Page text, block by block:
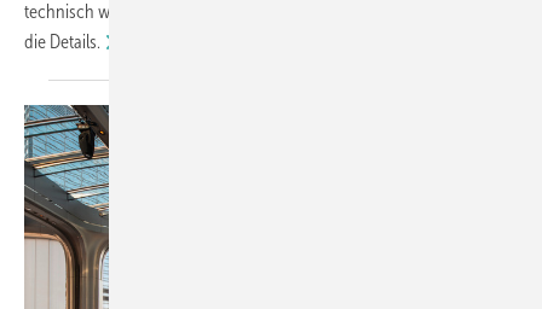
technisch wieder in die Floatglasproduktion zurückführen lässt, hier
die Details.